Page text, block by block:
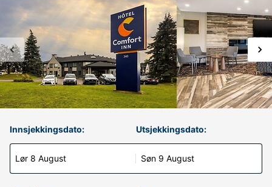
Innsjekkingsdato:
Lør 8 August
Utsjekkingsdato:
Søn 9 August